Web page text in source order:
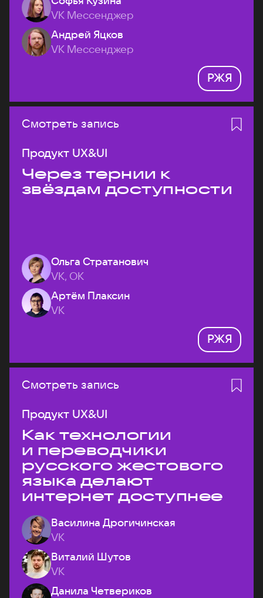
VK Мессенджер
Андрей Яцков
VK Мессенджер
РЖЯ
Смотреть запись
Продукт UX&UI
Через тернии к
звёздам доступности
Ольга Стратанович
VK, ОК
Артём Плаксин
VK
РЖЯ
Смотреть запись
Продукт UX&UI
Как технологии
и переводчики
русского жестового
языка делают
интернет доступнее
Василина Дрогичинская
VK
Виталий Шутов
VK
Данила Четвериков